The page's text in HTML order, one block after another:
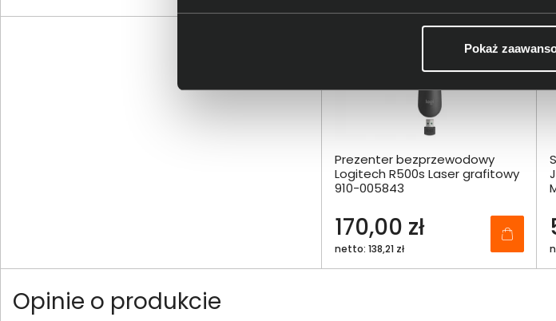
Pokaż
Prezenter bezprzewodowy
Logitech R500s Laser grafitowy
910-005843
170,00 zł
netto: 138,21 zł
Opinie o produkcie